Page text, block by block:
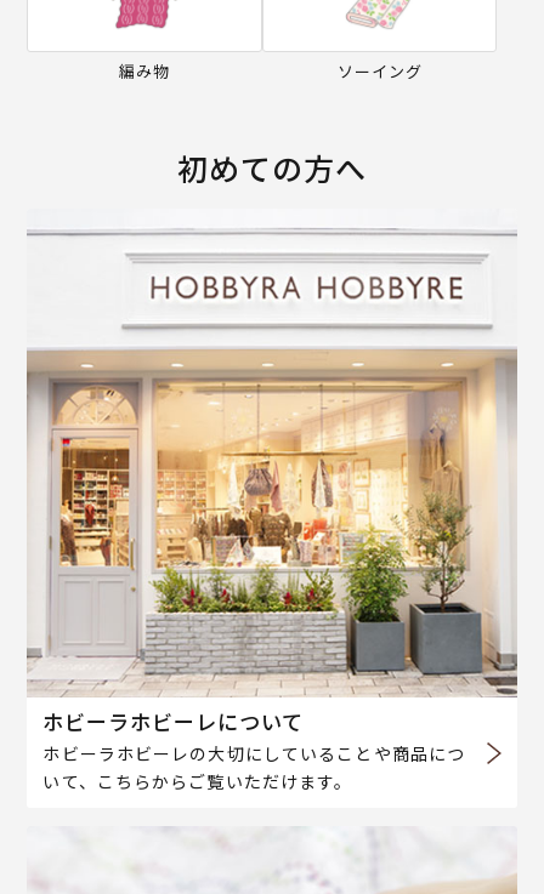
編み物 ソーイング
初めての方へ
ホビーラホビーレについて
ホビーラホビーレの大切にしていることや商品につ
いて、こちらからご覧いただけます。